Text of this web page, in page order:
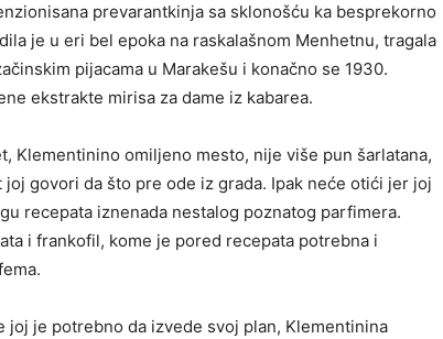
prevarantkinja sa sklonošću ka besprekorno
je u eri bel epoka na raskalašnom Menhetnu, tragala
pijacama u Marakešu i konačno se 1930.
ekstrakte mirisa za dame iz kabarea.
Klementinino omiljeno mesto, nije više pun šarlatana,
govori da što pre ode iz grada. Ipak neće otići jer joj
recepata iznenada nestalog poznatog parfimera.
i frankofil, kome je pored recepata potrebna i
je potrebno da izvede svoj plan, Klementinina